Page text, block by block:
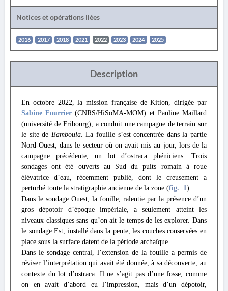
Notices et opérations liées
2016 2017 2018 2021 2022 2023 2024 2025
Description
En octobre 2022, la mission française de Kition, dirigée par
Sabine Fourrier (CNRS/HiSoMA-MOM) et Pauline Maillard
(université de Fribourg), a conduit une campagne de terrain sur
le site de Bamboula. La fouille s’est concentrée dans la partie
Nord-Ouest, dans le secteur où on avait mis au jour, lors de la
campagne précédente, un lot d’ostraca phéniciens. Trois
sondages ont été ouverts au Sud du puits romain à roue
élévatrice d’eau, récemment publié, dont le creusement a
perturbé toute la stratigraphie ancienne de la zone (fig. 1).
Dans le sondage Ouest, la fouille, ralentie par la présence d’un
gros dépotoir d’époque impériale, a seulement atteint les
niveaux classiques sans qu’on ait le temps de les explorer. Dans
le sondage Est, installé dans la pente, les couches conservées en
place sous la surface datent de la période archaïque.
Dans le sondage central, l’extension de la fouille a permis de
réviser l’interprétation qui avait été donnée, à sa découverte, au
contexte du lot d’ostraca. Il ne s’agit pas d’une fosse, comme
on en avait d’abord eu l’impression, mais d’un dépotoir,